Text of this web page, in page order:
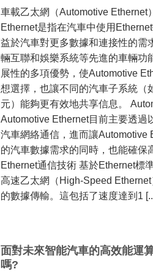
車載乙太網（Automotive Ethernet
Ethernet是指在汽車中使用
益於汽車對更多數據和連接性的需
輛互聯和娛樂系統等先進的車輛功
展性的多項優勢，使Automotive
想選擇，也讓不同的汽車子系統（
元）能夠更有效地共享信息。
Automotive Ethernet目前主要透過
汽車網絡通信，進而讓Automotive
的汽車數據需求的同時，也能確保
Ethernet通信技術 基於Ethernet標
高速乙太網（High-Speed
的數據傳輸。這包括了速度達到1
面對未來智能汽車的高效能運
嗎?